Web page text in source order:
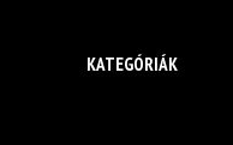
KATEGÓRIÁK